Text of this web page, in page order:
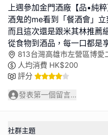
上週參加金門酒廠【品•純
酒鬼的me看到「餐酒會」
而且這次還是跟米其林推薦
從食物到酒品，每一口都是
813台灣高雄市左營區博愛
人均消費 HK$200
評分
發表第一個留言...
社群主題